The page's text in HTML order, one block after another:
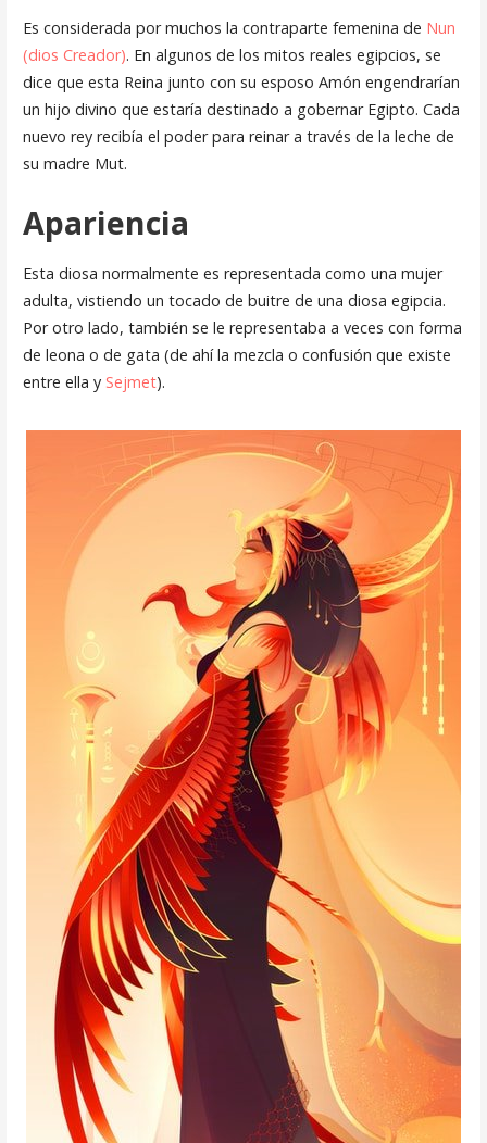
Es considerada por muchos la contraparte femenina de Nun
(dios Creador). En algunos de los mitos reales egipcios, se
dice que esta Reina junto con su esposo Amón engendrarían
un hijo divino que estaría destinado a gobernar Egipto. Cada
nuevo rey recibía el poder para reinar a través de la leche de
su madre Mut.
Apariencia
Esta diosa normalmente es representada como una mujer
adulta, vistiendo un tocado de buitre de una diosa egipcia.
Por otro lado, también se le representaba a veces con forma
de leona o de gata (de ahí la mezcla o confusión que existe
entre ella y Sejmet).